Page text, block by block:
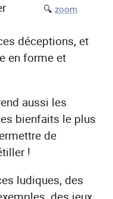
🔍 zoom
déceptions, et
en forme et
aussi les
bienfaits le plus
de
!
ludiques, des